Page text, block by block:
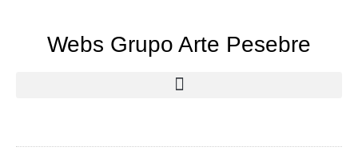
Webs Grupo Arte Pesebre